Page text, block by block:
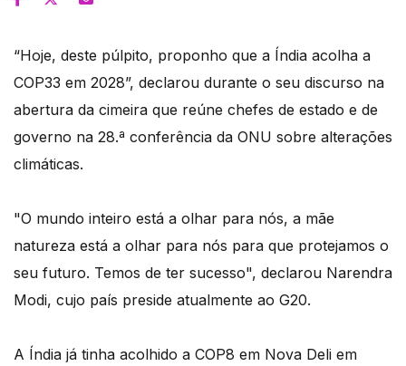
“Hoje, deste púlpito, proponho que a Índia acolha a
COP33 em 2028”, declarou durante o seu discurso na
abertura da cimeira que reúne chefes de estado e de
governo na 28.ª conferência da ONU sobre alterações
climáticas.
"O mundo inteiro está a olhar para nós, a mãe
natureza está a olhar para nós para que protejamos o
seu futuro. Temos de ter sucesso", declarou Narendra
Modi, cujo país preside atualmente ao G20.
A Índia já tinha acolhido a COP8 em Nova Deli em